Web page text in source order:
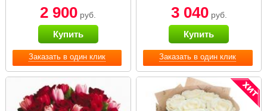
Заказать в один клик
2 900 руб.
Купить
Заказать в один клик
3 040руб.
Купить